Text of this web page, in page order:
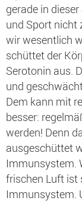
gerade in
und Sport nicht
wir wesentlich
schüttet der
Serotonin aus.
und
Dem kann mit
besser:
werden! Denn
ausgeschüttet
Immunsystem.
frischen Luft ist
Immunsystem.